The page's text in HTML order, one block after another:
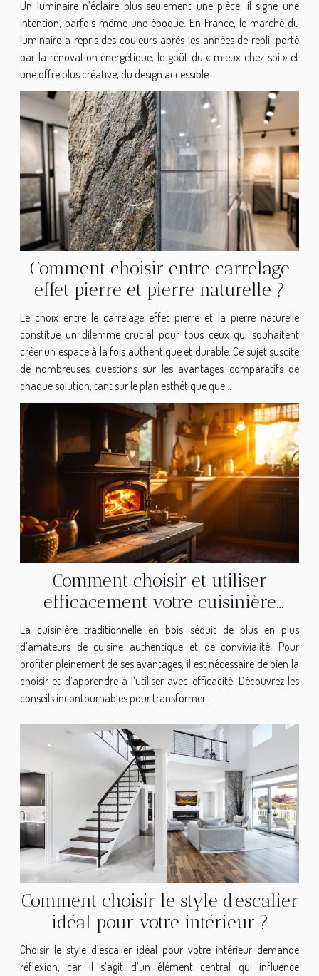
Un luminaire n’éclaire plus seulement une pièce, il signe une
intention, parfois même une époque. En France, le marché du
luminaire a repris des couleurs après les années de repli, porté
par la rénovation énergétique, le goût du « mieux chez soi » et
une offre plus créative, du design accessible...
Comment choisir entre carrelage
effet pierre et pierre naturelle ?
Le choix entre le carrelage effet pierre et la pierre naturelle
constitue un dilemme crucial pour tous ceux qui souhaitent
créer un espace à la fois authentique et durable. Ce sujet suscite
de nombreuses questions sur les avantages comparatifs de
chaque solution, tant sur le plan esthétique que...
Comment choisir et utiliser
efficacement votre cuisinière
traditionnelle en bois ?
La cuisinière traditionnelle en bois séduit de plus en plus
d’amateurs de cuisine authentique et de convivialité. Pour
profiter pleinement de ses avantages, il est nécessaire de bien la
choisir et d’apprendre à l’utiliser avec efficacité. Découvrez les
conseils incontournables pour transformer...
Comment choisir le style d'escalier
idéal pour votre intérieur ?
Choisir le style d’escalier idéal pour votre intérieur demande
réflexion, car il s’agit d’un élément central qui influence